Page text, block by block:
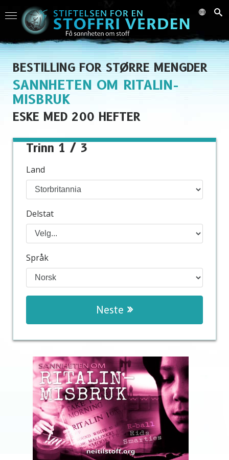
BESTILLING FOR STØRRE MENGDER
SANNHETEN OM RITALIN-
MISBRUK
ESKE MED 200 HEFTER
Trinn 1 / 3
Land
Delstat
Språk
Neste